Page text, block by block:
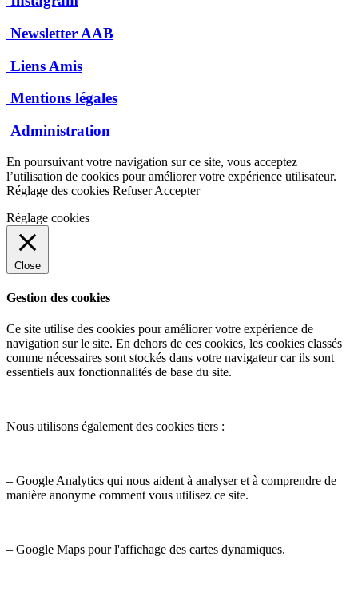
Newsletter AAB
Liens Amis
Mentions légales
Administration
En poursuivant votre navigation sur ce site, vous acceptez
l’utilisation de cookies pour améliorer votre expérience utilisateur.
Réglage des cookies Refuser Accepter
Réglage cookies
Close
Gestion des cookies
Ce site utilise des cookies pour améliorer votre expérience de
navigation sur le site. En dehors de ces cookies, les cookies classés
comme nécessaires sont stockés dans votre navigateur car ils sont
essentiels aux fonctionnalités de base du site.
Nous utilisons également des cookies tiers :
– Google Analytics qui nous aident à analyser et à comprendre de
manière anonyme comment vous utilisez ce site.
– Google Maps pour l'affichage des cartes dynamiques.